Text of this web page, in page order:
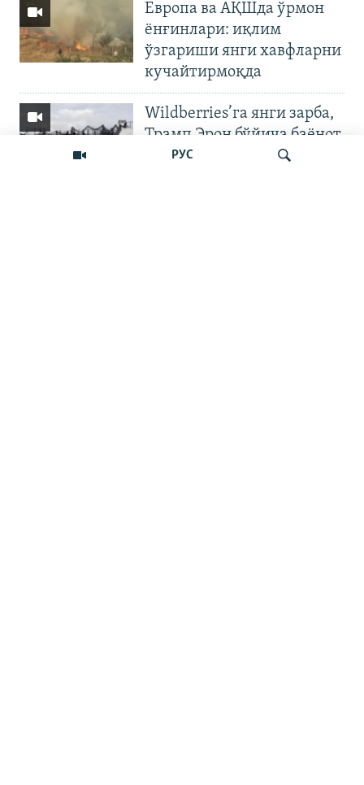
РУС
Европа ва АҚШда ўрмон
ёнғинлари: иқлим
ўзгариши янги хавфларни
кучайтирмоқда
Wildberries’га янги зарба,
Трамп Эрон бўйича баёнот
қилди